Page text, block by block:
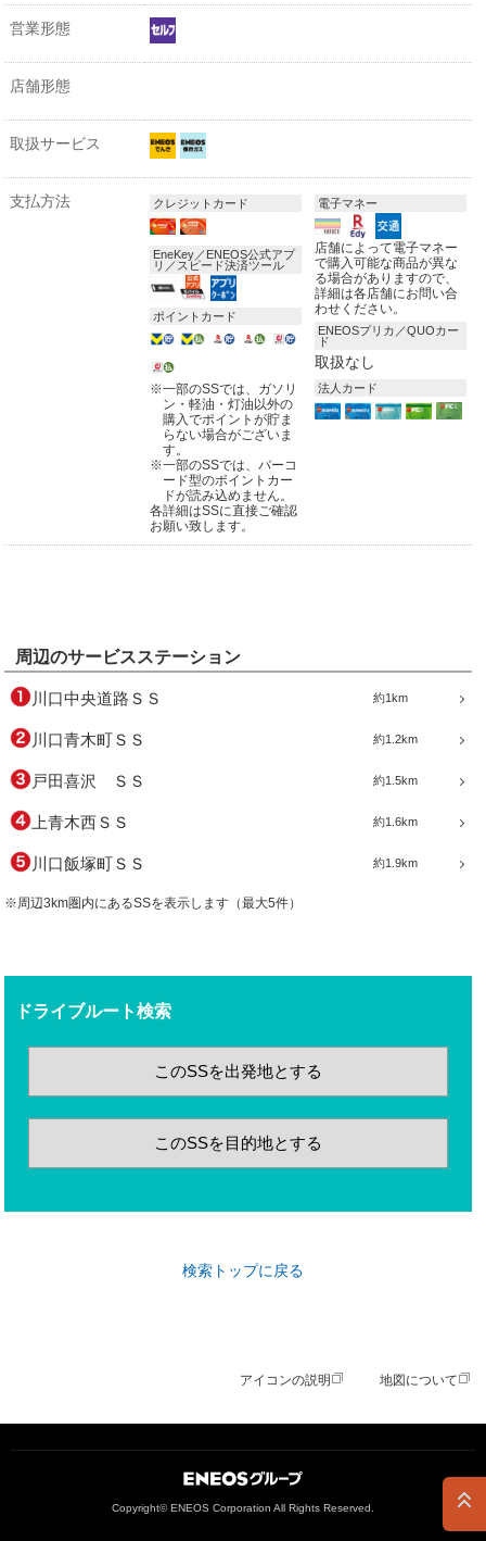
営業形態
店舗形態
取扱サービス
支払方法 クレジットカード
EneKey／ENEOS公式アプ
リ／スピード決済ツール
ポイントカード
※一部のSSでは、ガソリ
ン・軽油・灯油以外の
購入でポイントが貯ま
らない場合がございま
す。
※一部のSSでは、バーコ
ード型のポイントカー
ドが読み込めません。
各詳細はSSに直接ご確認
お願い致します。
電子マネー
店舗によって電子マネー
で購入可能な商品が異な
る場合がありますので、
詳細は各店舗にお問い合
わせください。
ENEOSプリカ／QUOカー
ド
取扱なし
法人カード
周辺のサービスステーション
約1km
川口中央道路ＳＳ
約1.2km
川口青木町ＳＳ
約1.5km
戸田喜沢 ＳＳ
約1.6km
上青木西ＳＳ
約1.9km
川口飯塚町ＳＳ
※周辺3km圏内にあるSSを表示します（最大5件）
ドライブルート検索
このSSを出発地とする
このSSを目的地とする
検索トップに戻る
アイコンの説明 地図について
Copyright© ENEOS Corporation All Rights Reserved.